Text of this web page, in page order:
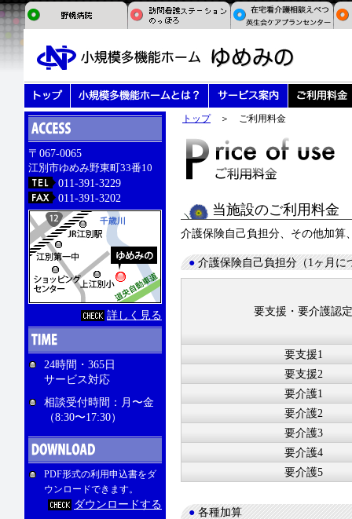
〒067-0065
江別市ゆめみ野東町33番10
011-391-3229
011-391-3202
詳しく見る
24時間・365日
サービス対応
相談受付時間：月〜金
（8:30〜17:30）
PDF形式の利用申込書をダ
ウンロードできます。
ダウンロードする
トップ＞ ご利用料金
当施設のご利用料金
介護保険自己負担分、その他加算
● 介護保険自己負担分（1ヶ月に
要支援・要介護認定
要支援1
要支援2
要介護1
要介護2
要介護3
要介護4
要介護5
● 各種加算